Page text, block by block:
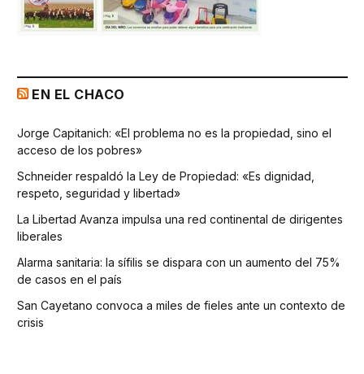
EN EL CHACO
Jorge Capitanich: «El problema no es la propiedad, sino el
acceso de los pobres»
Schneider respaldó la Ley de Propiedad: «Es dignidad,
respeto, seguridad y libertad»
La Libertad Avanza impulsa una red continental de dirigentes
liberales
Alarma sanitaria: la sífilis se dispara con un aumento del 75%
de casos en el país
San Cayetano convoca a miles de fieles ante un contexto de
crisis